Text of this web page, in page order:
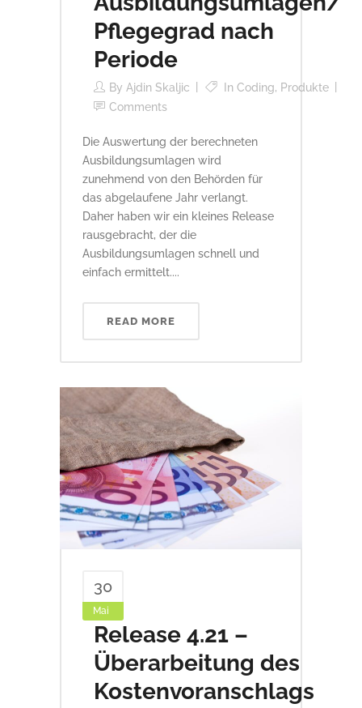
Pflegegrad nach
Periode
By Ajdin Skaljic In Coding, Produkte
Comments
Die Auswertung der berechneten
Ausbildungsumlagen wird
zunehmend von den Behörden für
das abgelaufene Jahr verlangt.
Daher haben wir ein kleines Release
rausgebracht, der die
Ausbildungsumlagen schnell und
einfach ermittelt....
READ MORE
30
Mai
Release 4.21 –
Überarbeitung des
Kostenvoranschlags